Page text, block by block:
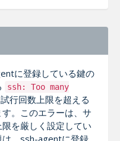
に登録している鍵の
ssh: Too many
試行回数上限を超える
。このエラーは、サ
を厳しく設定してい
は、ssh-agentに登録